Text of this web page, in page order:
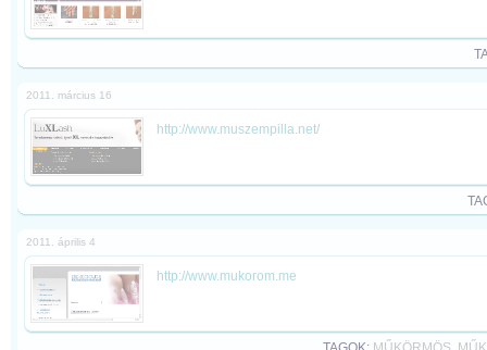
2011. március 16
http://www.muszempilla.net/
2011. április 4
http://www.mukorom.me